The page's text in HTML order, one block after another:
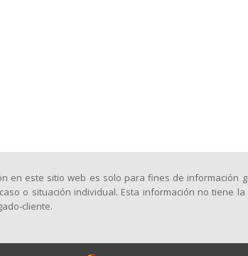
en este sitio web es solo para fines de información
o situación individual. Esta información no tiene
cliente.